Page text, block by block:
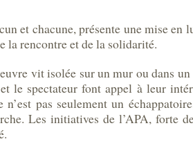
et chacune, présente une mise en
la rencontre et de la solidarité.
vit isolée sur un mur ou dans
le spectateur font appel à leur
pas seulement un
Les initiatives de l’APA, forte